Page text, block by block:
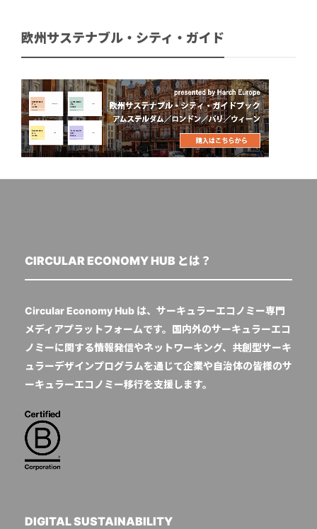
欧州サステナブル・シティ・ガイド
CIRCULAR ECONOMY HUB とは？
Circular Economy Hub は、サーキュラーエコノミー専門
メディアプラットフォームです。国内外のサーキュラーエコ
ノミーに関する情報発信やネットワーキング、共創型サーキ
ュラーデザインプログラムを通じて企業や自治体の皆様のサ
ーキュラーエコノミー移行を支援します。
DIGITAL SUSTAINABILITY